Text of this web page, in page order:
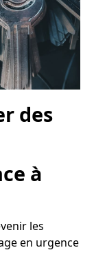
des
à
les
en urgence